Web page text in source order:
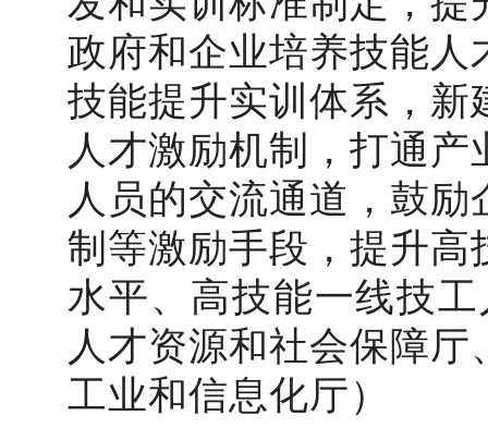
政府和企业培养技能
技能提升实训体系，新
人才激励机制，打通
人员的交流通道，鼓
制等激励手段，提升
水平、高技能一线技
人才资源和社会保障
工业和信息化厅）